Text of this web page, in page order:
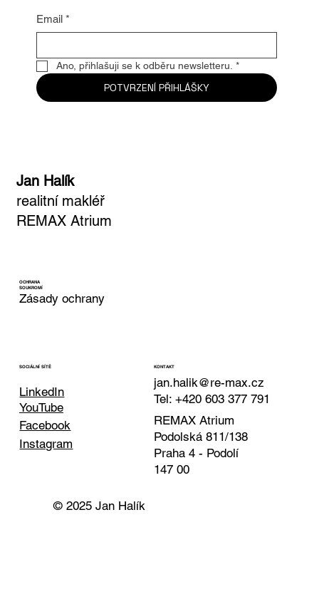
Email *
Ano, přihlašuji se k odběru newsletteru. *
POTVRZENÍ PŘIHLÁŠKY
Jan Halík
realitní makléř
REMAX Atrium
OCHRANA
SOUKROMÍ
Zásady ochrany
SOCIÁLNÍ SÍTĚ
LinkedIn
Facebook
YouTube
Instagram
KONTAKT
jan.halik@re-max.cz
Tel: +420 603 377 791
REMAX Atrium
Podolská 811/138
Praha 4 - Podolí
147 00
© 2025 Jan Halík